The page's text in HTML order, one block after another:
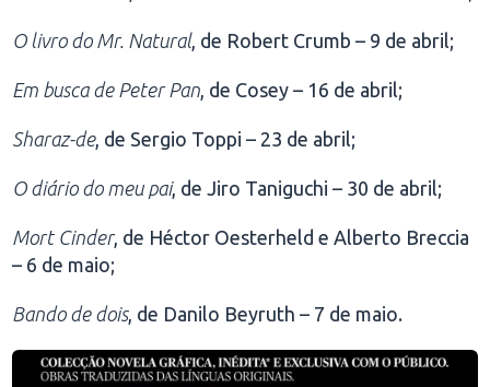
O livro do Mr. Natural, de Robert Crumb – 9 de abril;
Em busca de Peter Pan, de Cosey – 16 de abril;
Sharaz-de, de Sergio Toppi – 23 de abril;
O diário do meu pai, de Jiro Taniguchi – 30 de abril;
Mort Cinder, de Héctor Oesterheld e Alberto Breccia
– 6 de maio;
Bando de dois, de Danilo Beyruth – 7 de maio.